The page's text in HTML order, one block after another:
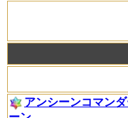
アンシーンコマン